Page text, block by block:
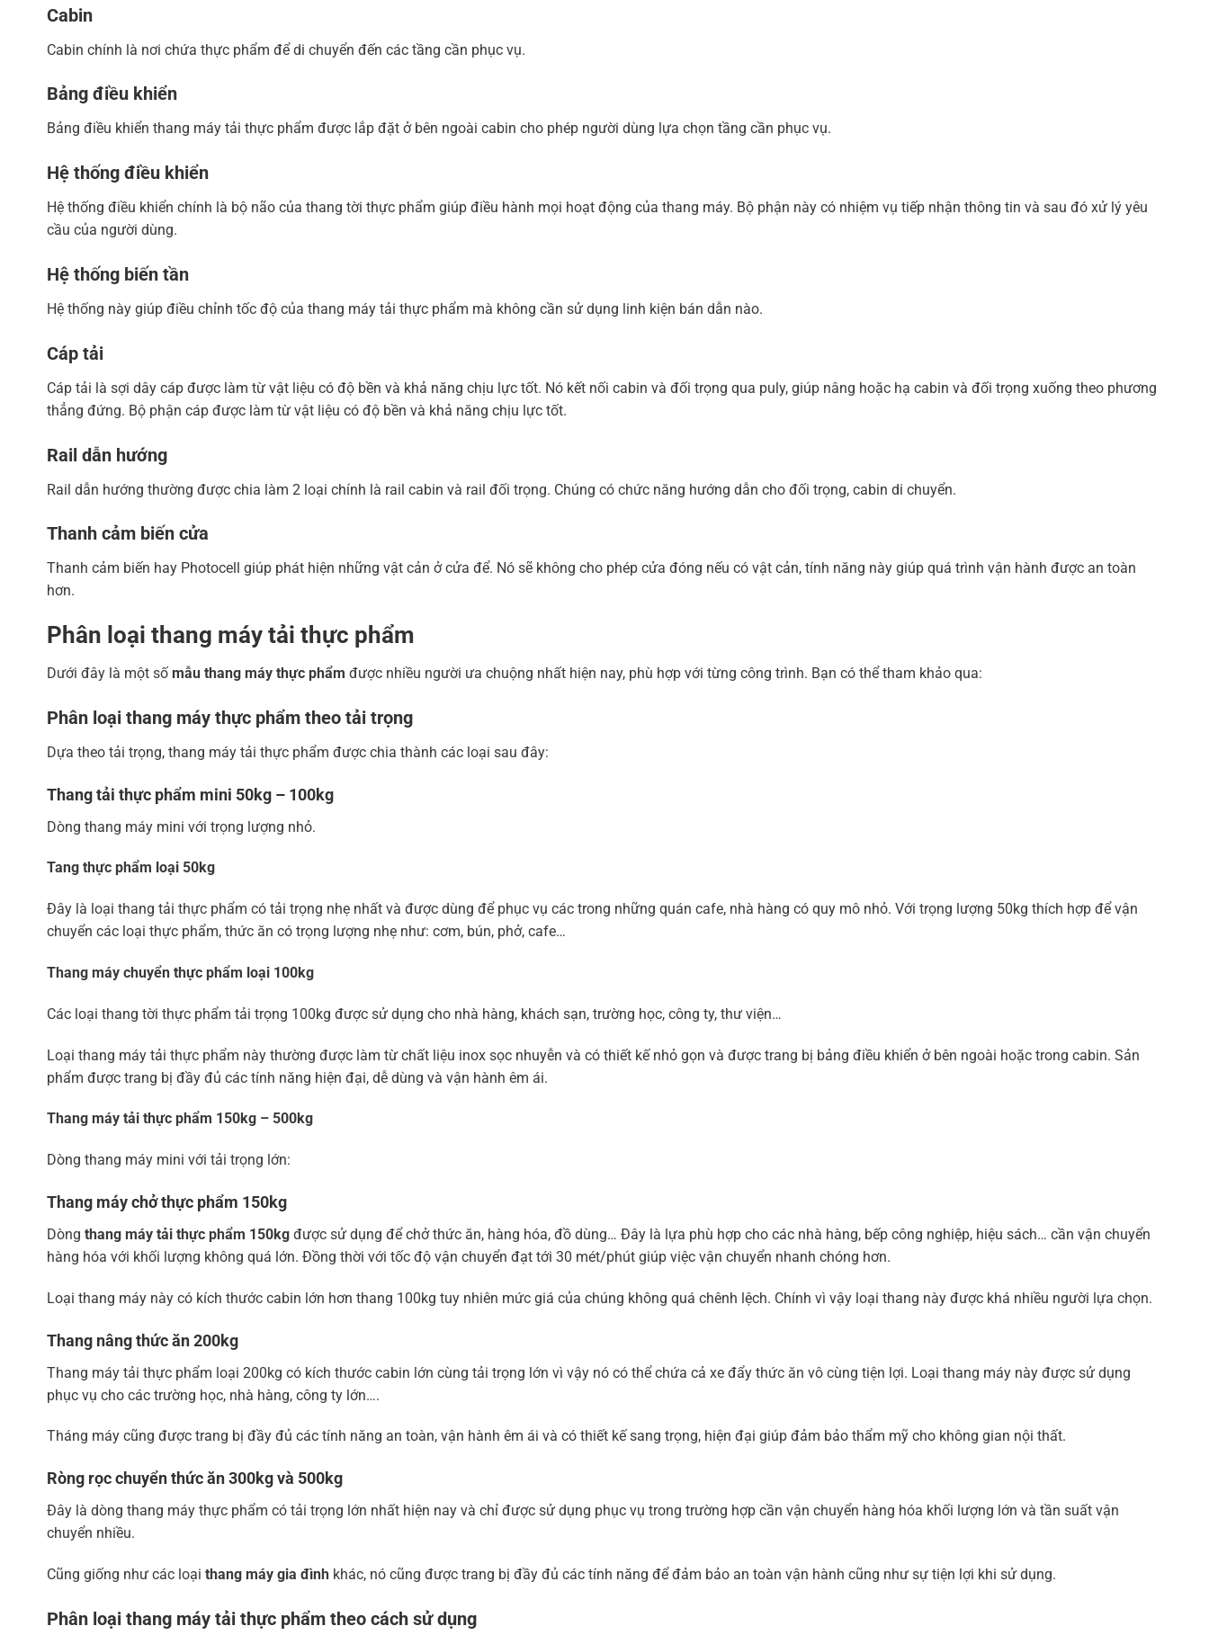
Cabin
Cabin chính là nơi chứa thực phẩm để di chuyển đến các tầng cần phục vụ.
Bảng điều khiển
Bảng điều khiển thang máy tải thực phẩm được lắp đặt ở bên ngoài cabin cho phép người dùng lựa chọn tầng cần phục vụ.
Hệ thống điều khiển
Hệ thống điều khiển chính là bộ não của thang tời thực phẩm giúp điều hành mọi hoạt động của thang máy. Bộ phận này có nhiệm vụ tiếp nhận thông tin và sau đó xử lý yêu
cầu của người dùng.
Hệ thống biến tần
Hệ thống này giúp điều chỉnh tốc độ của thang máy tải thực phẩm mà không cần sử dụng linh kiện bán dẫn nào.
Cáp tải
Cáp tải là sợi dây cáp được làm từ vật liệu có độ bền và khả năng chịu lực tốt. Nó kết nối cabin và đối trọng qua puly, giúp nâng hoặc hạ cabin và đối trọng xuống theo phương
thẳng đứng. Bộ phận cáp được làm từ vật liệu có độ bền và khả năng chịu lực tốt.
Rail dẫn hướng
Rail dẫn hướng thường được chia làm 2 loại chính là rail cabin và rail đối trọng. Chúng có chức năng hướng dẫn cho đối trọng, cabin di chuyển.
Thanh cảm biến cửa
Thanh cảm biến hay Photocell giúp phát hiện những vật cản ở cửa để. Nó sẽ không cho phép cửa đóng nếu có vật cản, tính năng này giúp quá trình vận hành được an toàn
hơn.
Phân loại thang máy tải thực phẩm
Dưới đây là một sốmẫu thang máy thực phẩm được nhiều người ưa chuộng nhất hiện nay, phù hợp với từng công trình. Bạn có thể tham khảo qua:
Phân loại thang máy thực phẩm theo tải trọng
Dựa theo tải trọng, thang máy tải thực phẩm được chia thành các loại sau đây:
Thang tải thực phẩm mini 50kg – 100kg
Dòng thang máy mini với trọng lượng nhỏ.
Tang thực phẩm loại 50kg
Đây là loại thang tải thực phẩm có tải trọng nhẹ nhất và được dùng để phục vụ các trong những quán cafe, nhà hàng có quy mô nhỏ. Với trọng lượng 50kg thích hợp để vận
chuyển các loại thực phẩm, thức ăn có trọng lượng nhẹ như: cơm, bún, phở, cafe…
Thang máy chuyển thực phẩm loại 100kg
Các loại thang tời thực phẩm tải trọng 100kg được sử dụng cho nhà hàng, khách sạn, trường học, công ty, thư viện…
Loại thang máy tải thực phẩm này thường được làm từ chất liệu inox sọc nhuyễn và có thiết kế nhỏ gọn và được trang bị bảng điều khiển ở bên ngoài hoặc trong cabin. Sản
phẩm được trang bị đầy đủ các tính năng hiện đại, dễ dùng và vận hành êm ái.
Thang máy tải thực phẩm 150kg – 500kg
Dòng thang máy mini với tải trọng lớn:
Thang máy chở thực phẩm 150kg
Dòng thang máy tải thực phẩm 150kg được sử dụng để chở thức ăn, hàng hóa, đồ dùng… Đây là lựa phù hợp cho các nhà hàng, bếp công nghiệp, hiệu sách… cần vận chuyển
hàng hóa với khối lượng không quá lớn. Đồng thời với tốc độ vận chuyển đạt tới 30 mét/phút giúp việc vận chuyển nhanh chóng hơn.
Loại thang máy này có kích thước cabin lớn hơn thang 100kg tuy nhiên mức giá của chúng không quá chênh lệch. Chính vì vậy loại thang này được khá nhiều người lựa chọn.
Thang nâng thức ăn200kg
Thang máy tải thực phẩm loại 200kg có kích thước cabin lớn cùng tải trọng lớn vì vậy nó có thể chứa cả xe đẩy thức ăn vô cùng tiện lợi. Loại thang máy này được sử dụng
phục vụ cho các trường học, nhà hàng, công ty lớn….
Tháng máy cũng được trang bị đầy đủ các tính năng an toàn, vận hành êm ái và có thiết kế sang trọng, hiện đại giúp đảm bảo thẩm mỹ cho không gian nội thất.
Ròng rọc chuyển thức ăn300kg và 500kg
Đây là dòng thang máy thực phẩm có tải trọng lớn nhất hiện nay và chỉ được sử dụng phục vụ trong trường hợp cần vận chuyển hàng hóa khối lượng lớn và tần suất vận
chuyển nhiều.
Cũng giống như các loại thang máy gia đình khác, nó cũng được trang bị đầy đủ các tính năng để đảm bảo an toàn vận hành cũng như sự tiện lợi khi sử dụng.
Phân loại thang máy tải thực phẩm theo cách sử dụng